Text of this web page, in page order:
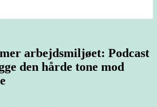
arbejdsmiljøet: Podcast
den hårde tone mod